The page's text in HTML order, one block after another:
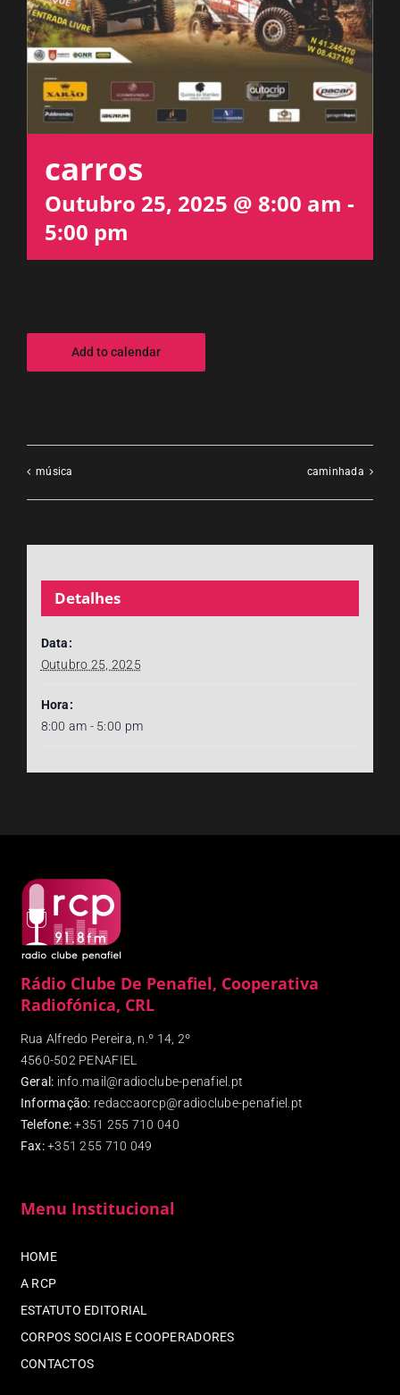
carros
Outubro 25, 2025 @ 8:00 am -
5:00 pm
Add to calendar
música caminhada
Detalhes
Data:
Outubro 25, 2025
Hora:
8:00 am - 5:00 pm
Rádio Clube De Penafiel, Cooperativa
Radiofónica, CRL
Rua Alfredo Pereira, n.º 14, 2º
4560-502 PENAFIEL
Geral: info.mail@radioclube-penafiel.pt
Informação: redaccaorcp@radioclube-penafiel.pt
Telefone: +351 255 710 040
Fax:+351 255 710 049
Menu Institucional
HOME
A RCP
ESTATUTO EDITORIAL
CORPOS SOCIAIS E COOPERADORES
CONTACTOS